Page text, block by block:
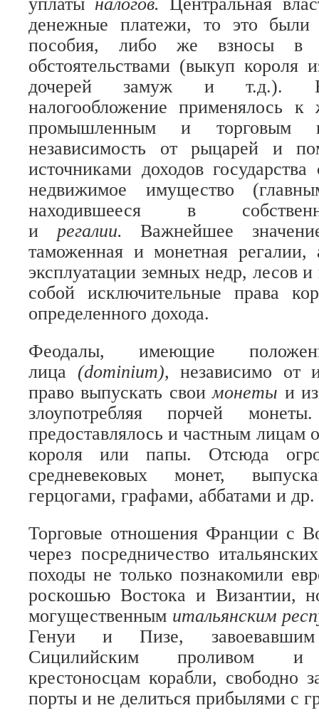
денежные платежи, то это были
пособия, либо же взносы в
обстоятельствами (выкуп короля
дочерей замуж и т.д.).
налогообложение применялось
промышленным и торговым
независимость от рыцарей и
источниками доходов
недвижимое имущество
находившееся в
и регалии.Важнейшее
таможенная и монетная
эксплуатации земных недр, лесов
собой исключительные права
определенного дохода.
Феодалы, имеющие
лица (dominium), независимо от
право выпускать своимонеты и
злоупотребляя порчей
предоставлялось и частным лицам
короля или папы. Отсюда
средневековых монет,
герцогами, графами, аббатами и др.
Торговые отношения Франции с
через посредничество
походы не только познакомили
роскошью Востока и Византии,
могущественным итальянским
Генуи и Пизе,
Сицилийским проливом и
крестоносцам корабли, свободно
порты и не делиться прибылями с